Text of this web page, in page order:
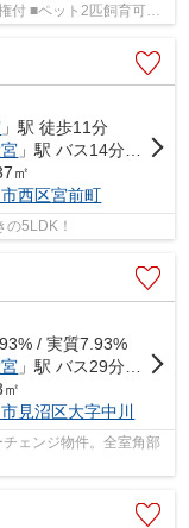
」駅 徒歩11分
」駅 バス14分 「宮の前」 停歩12分
㎡
西区宮前町
5LDK！
/ 実質7.93%
」駅 バス29分 「上山口」 停歩1分
見沼区大字中川
ェンジ物件。全室角部